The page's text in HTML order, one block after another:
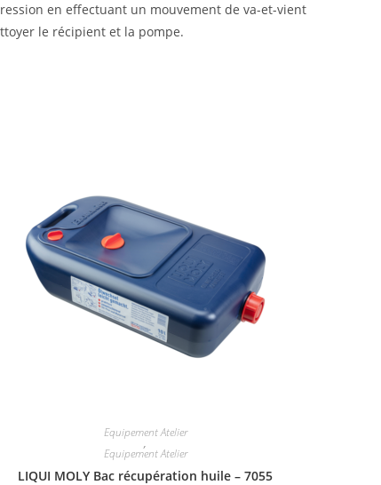
en effectuant un mouvement de va-et-vient
le récipient et la pompe.
Equipement Atelier
,
Equipement Atelier
LIQUI MOLY Bac récupération huile – 7055